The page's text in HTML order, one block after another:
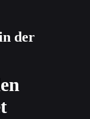
der